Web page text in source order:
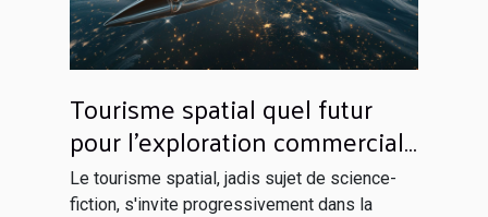
Tourisme spatial quel futur
pour l'exploration commerciale
de l'espace
Le tourisme spatial, jadis sujet de science-
fiction, s'invite progressivement dans la